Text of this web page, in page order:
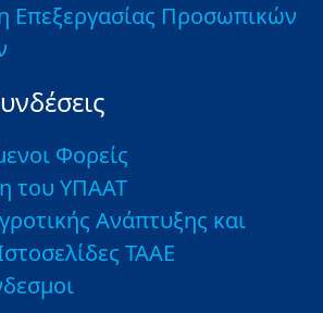
Επεξεργασίας Προσωπικών
Φορείς
του ΥΠΑΑΤ
Ανάπτυξης και
ΤΑΑΕ